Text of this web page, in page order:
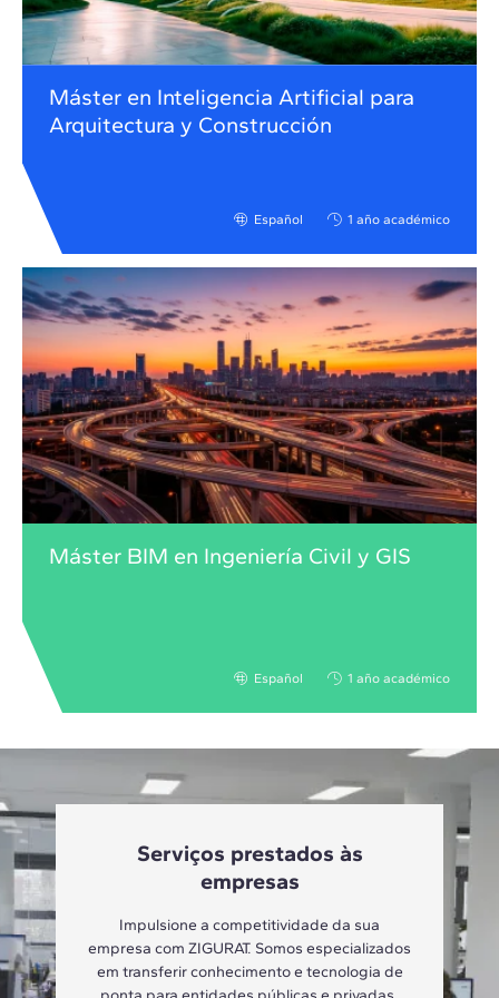
Máster en Inteligencia Artificial para
Arquitectura y Construcción
Español 1 año académico
Máster BIM en Ingeniería Civil y GIS
Español 1 año académico
Serviços prestados às
empresas
Impulsione a competitividade da sua
empresa com ZIGURAT. Somos especializados
em transferir conhecimento e tecnologia de